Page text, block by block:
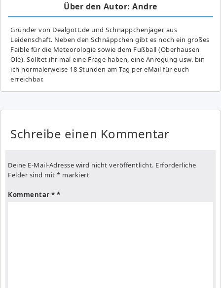
Über den Autor: Andre
Gründer von Dealgott.de und Schnäppchenjäger aus
Leidenschaft. Neben den Schnäppchen gibt es noch ein großes
Fai­ble für die Meteorologie sowie dem Fußball (Oberhausen
Ole). Solltet ihr mal eine Frage haben, eine Anregung usw. bin
ich normalerweise 18 Stunden am Tag per eMail für euch
erreichbar.
Schreibe einen Kommentar
Deine E-Mail-Adresse wird nicht veröffentlicht. Erforderliche
Felder sind mit * markiert
Kommentar *